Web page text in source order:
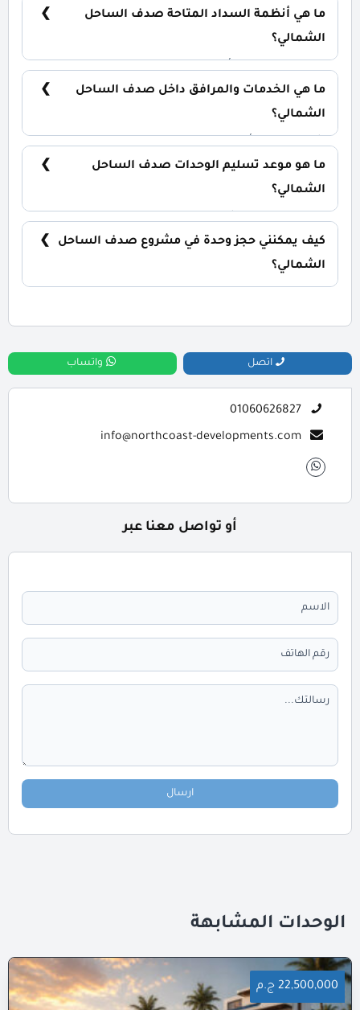
ما هي أنظمة السداد المتاحة صدف الساحل
الشمالي؟
5% مقدم تعاقد و أيضا يتم تقسيط الباقي من المبلغ
على 10 سنوات.
ما هي الخدمات والمرافق داخل صدف الساحل
الشمالي؟
شاطئ خاص، أكوا بارك، منطقة ترفيهية، حمامات
سباحة.
ما هو موعد تسليم الوحدات صدف الساحل
الشمالي؟
سيتم استلام المشروع خلال 3 سنوات.
كيف يمكنني حجز وحدة في مشروع صدف الساحل
الشمالي؟
اتصل واتساب
01060626827
info@northcoast-developments.com
أو تواصل معنا عبر
ارسال
الوحدات المشابهة
22,500,000 ج.م